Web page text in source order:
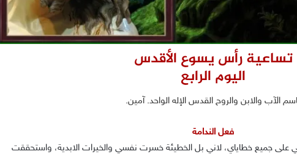
تساعية رأس يسوع الأقدس
اليوم الرابع
الآب والابن والروح القدس الإله الواحد. آمين.
فعل الندامة
على جميع خطاياي، لاني بل الخطيئة خسرت نفسي والخيرات الابدية، واستحققت